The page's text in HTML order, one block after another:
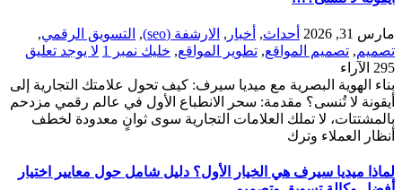
مارس 31, 2026 أحداث, أخبار , الارشفة (seo) , التسويق الرقمي,
تصميم, تصميم المواقع, تطوير المواقع, خليك نمبر 1
لا يوجد تعليق
295 الآراء
بناء الهوية البصرية مع ميديا سيرف: كيف تحول علامتك التجارية إلى
أيقونة لا تُنسى؟ مقدمة: سحر الانطباع الأول في عالم رقمي مزدحم
بالمشتتات، لا تملك العلامات التجارية سوى ثوانٍ معدودة لخطف
أنظار العملاء وترك
لماذا ميديا سيرف هي الخيار الأول؟ دليل شامل حول معايير اختيار